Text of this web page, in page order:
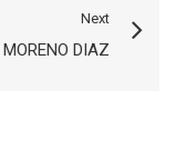
Next
DIAZ